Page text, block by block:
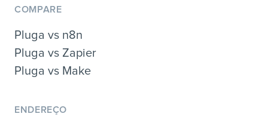
COMPARE
Pluga vs n8n
Pluga vs Zapier
Pluga vs Make
ENDEREÇO